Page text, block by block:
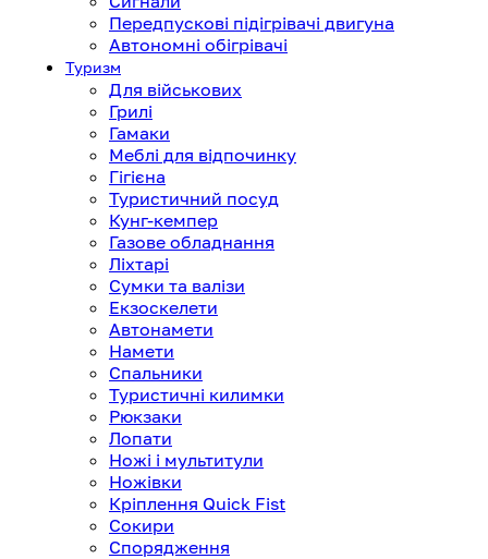
Передпускові підігрівачі двигуна
Автономні обігрівачі
Туризм
Для військових
Грилі
Гамаки
Меблі для відпочинку
Гігієна
Туристичний посуд
Кунг-кемпер
Газове обладнання
Ліхтарі
Сумки та валізи
Екзоскелети
Автонамети
Намети
Спальники
Туристичні килимки
Рюкзаки
Лопати
Ножі і мультитули
Ножівки
Кріплення Quick Fist
Сокири
Спорядження